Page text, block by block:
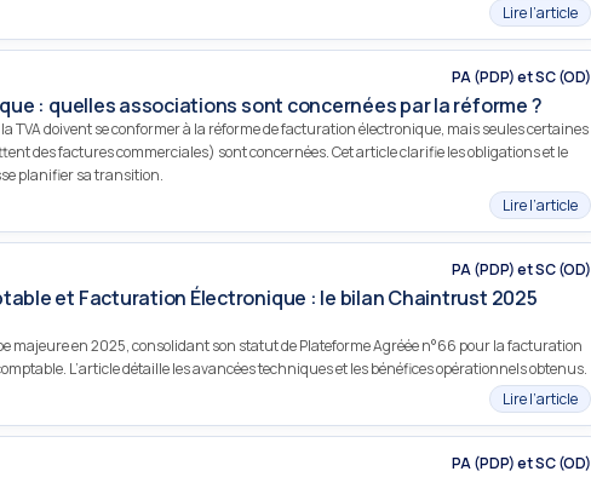
Lire l’article
PA (PDP) et SC (OD)
: quelles associations sont concernées par la réforme ?
TVA doivent se conformer à la réforme de facturation électronique, mais seules certaines
des factures commerciales) sont concernées. Cet article clarifie les obligations et le
planifier sa transition.
Lire l’article
PA (PDP) et SC (OD)
et Facturation Électronique : le bilan Chaintrust 2025
majeure en 2025, consolidant son statut de Plateforme Agréée n°66 pour la facturation
L’article détaille les avancées techniques et les bénéfices opérationnels obtenus.
Lire l’article
PA (PDP) et SC (OD)